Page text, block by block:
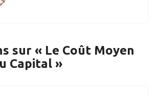
sur « Le Coût Moyen
Capital »